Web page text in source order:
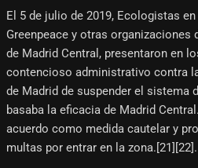
El 5 de julio de 2019, Ecologistas
Greenpeace y otras organizaciones
de Madrid Central, presentaron en
contencioso administrativo contra
de Madrid de suspender el sistema
basaba la eficacia de Madrid
acuerdo como medida cautelar y
multas por entrar en la zona.[21]​[22]​.